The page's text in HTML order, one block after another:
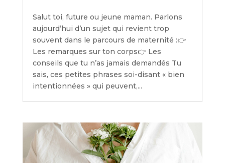
Salut toi, future ou jeune maman. Parlons
aujourd’hui d’un sujet qui revient trop
souvent dans le parcours de maternité :👉
Les remarques sur ton corps👉 Les
conseils que tu n’as jamais demandés Tu
sais, ces petites phrases soi-disant « bien
intentionnées » qui peuvent,...